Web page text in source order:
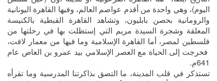
اليوم)، وهي واحدة من أقدم عواصم العالم، وفيها القاهرة اليونانية
والرومانية بحصن بابليون، وتشاهد القاهرة القبطية بالكنيسة
المعلقة وشجرة السيدة مريم التي إستظلت بها في رحلتها من
فلسطين لمصر، أما القاهرة الإسلامية وما فيها من معمار لافت،
فخرجت إلى الحياة مع العصر الإسلامي بيد عمرو بن العاص عام
641م.
تستذكر في قلب المدينة، ما التصق بذاكرتنا المدرسية وما تقرأه